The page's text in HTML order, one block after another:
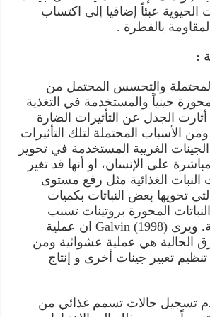
الحيوية عبئاً إضافيا إلى اكتساب
بالفطرة .
:
المحتملة والتحسس المحتمل من
جينياً والمستخدمة في التغذية
الجدل عن التأثيرات الضارة
الأسباب المحتملة لتلك التأثيرات
الغريبة المستخدمة في تحوير
على الإنسان، او أنها قد تغير
الغذائية مثل رفع مستوى
تحويها بعض النباتات بكميات
المحورة بروتينات تسبب
تفاعلات الحساسية. ويرى Galvin (1998) ان عملية
الحالية هي عملية عشوائية ومن
تعبير جينات أخرى و إنتاج
تسجيل حالات تسمم غذائي من